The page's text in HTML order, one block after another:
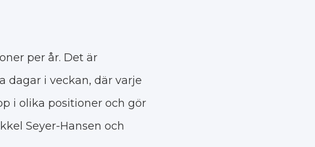
per år. Det är
dagar i veckan, där varje
i olika positioner och gör
Seyer-Hansen och